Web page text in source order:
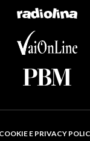
COOKIE E PRIVACY